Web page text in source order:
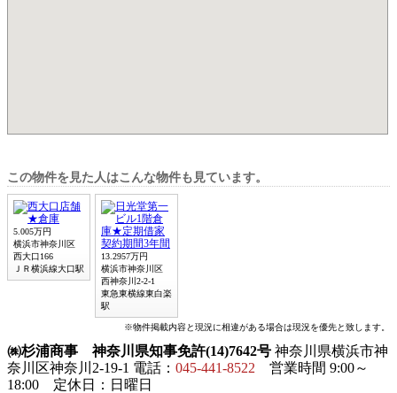
この物件を見た人はこんな物件も見ています。
5.005万円
横浜市神奈川区
西大口166
ＪＲ横浜線大口駅
13.2957万円
横浜市神奈川区
西神奈川2-2-1
東急東横線東白楽
駅
※物件掲載内容と現況に相違がある場合は現況を優先と致します。
㈱杉浦商事 神奈川県知事免許(14)7642号 神奈川県横浜市神
奈川区神奈川2-19-1 電話： 045-441-8522 営業時間 9:00～
18:00 定休日：日曜日